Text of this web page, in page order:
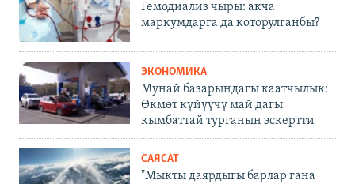
Гемодиализ чыры: акча
маркумдарга да которулганбы?
ЭКОНОМИКА
Мунай базарындагы каатчылык:
Өкмөт күйүүчү май дагы
кымбаттай турганын эскертти
САЯСАТ
"Мыкты даярдыгы барлар гана